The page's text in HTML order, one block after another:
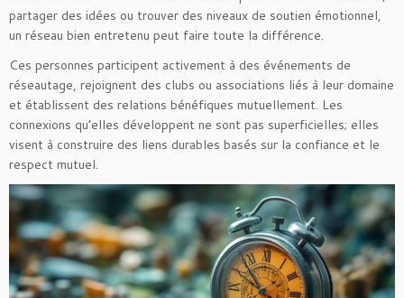
partager des idées ou trouver des niveaux de soutien émotionnel,
un réseau bien entretenu peut faire toute la différence.
Ces personnes participent activement à des événements de
réseautage, rejoignent des clubs ou associations liés à leur domaine
et établissent des relations bénéfiques mutuellement. Les
connexions qu’elles développent ne sont pas superficielles; elles
visent à construire des liens durables basés sur la confiance et le
respect mutuel.